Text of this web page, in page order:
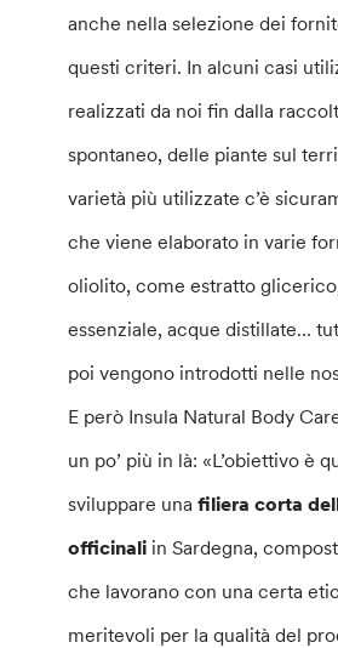
anche nella selezione dei
questi criteri. In alcuni casi
realizzati da noi fin dalla
spontaneo, delle piante sul
varietà più utilizzate c’è
che viene elaborato in varie
oliolito, come estratto
essenziale, acque distillate…
poi vengono introdotti nelle
E però Insula Natural Body
un po’ più in là: «L’obiettivo è
sviluppare unafiliera corta
officinali in Sardegna,
che lavorano con una certa
meritevoli per la qualità del